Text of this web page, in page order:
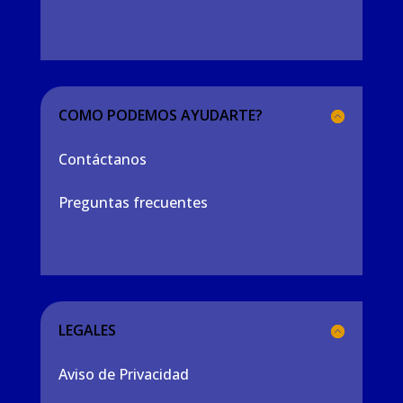
COMO PODEMOS AYUDARTE?
Contáctanos
Preguntas frecuentes
LEGALES
Aviso de Privacidad